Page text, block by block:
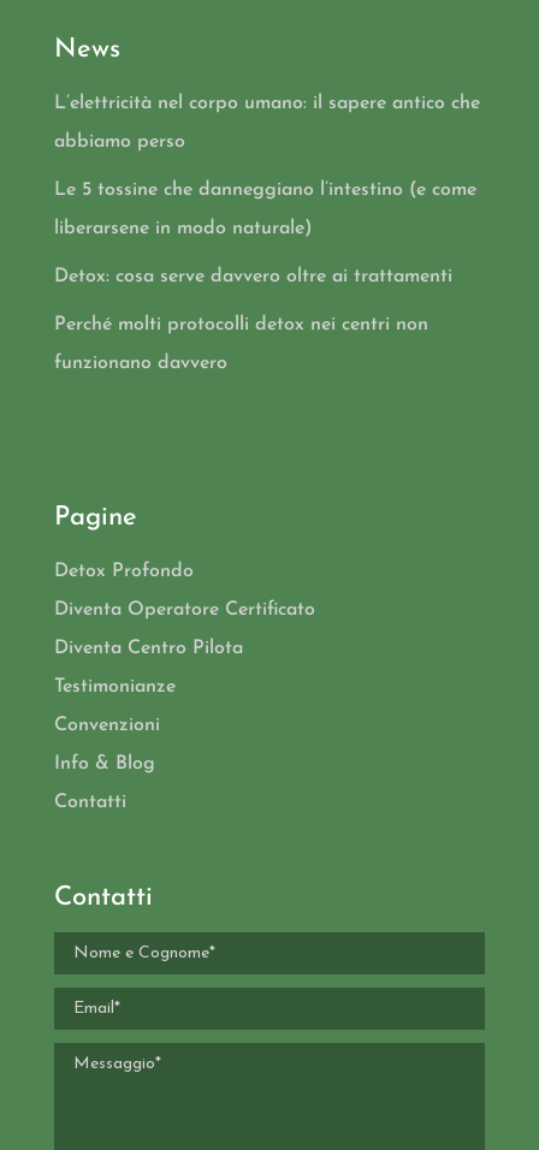
News
L’elettricità nel corpo umano: il sapere antico che
abbiamo perso
Le 5 tossine che danneggiano l’intestino (e come
liberarsene in modo naturale)
Detox: cosa serve davvero oltre ai trattamenti
Perché molti protocolli detox nei centri non
funzionano davvero
Pagine
Detox Profondo
Diventa Operatore Certificato
Diventa Centro Pilota
Testimonianze
Convenzioni
Info & Blog
Contatti
Contatti